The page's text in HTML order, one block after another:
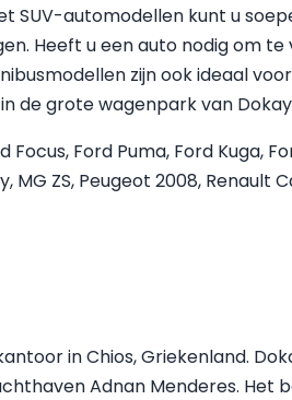
SUV-automodellen kunt u
Heeft u een auto nodig om te
zijn ook ideaal
de grote wagenpark van
Focus, Ford Puma, Ford Kuga,
MG ZS, Peugeot 2008, Renault
in Chios, Griekenland.
Adnan Menderes. Het